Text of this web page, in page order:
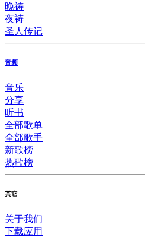
晚祷
夜祷
圣人传记
音频
音乐
分享
听书
全部歌单
全部歌手
新歌榜
热歌榜
其它
关于我们
下载应用